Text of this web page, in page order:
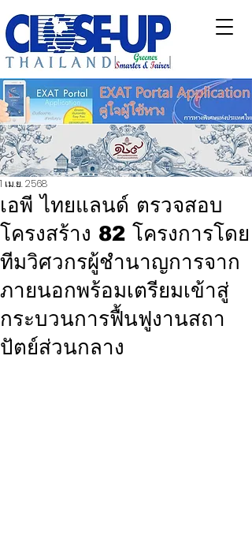
เอพี ไทยแลนด์ ตรวจสอบ
โครงสร้าง 82 โครงการโดย
ทีมวิศวกรผู้ชำนาญการจาก
ภายนอกพร้อมเตรียมเข้าสู่
กระบวนการฟื้นฟูงานสถา
ปัตย์ส่วนกลาง
1 เม.ย. 2568